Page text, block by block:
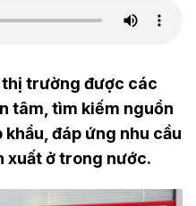
trường được các
tâm, tìm kiếm nguồn
đáp ứng nhu cầu
xuất ở trong nước.